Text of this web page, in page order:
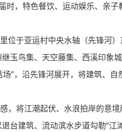
时，特色餐饮、运动娱乐、亲
于亚运村中央水轴（先锋河
玉鸟集、天空藤集、西溪印象
”，沿先锋河展开，将建筑、自
将江潮起伏、水浪拍岸的意
台建筑、流动滨水步道勾勒“